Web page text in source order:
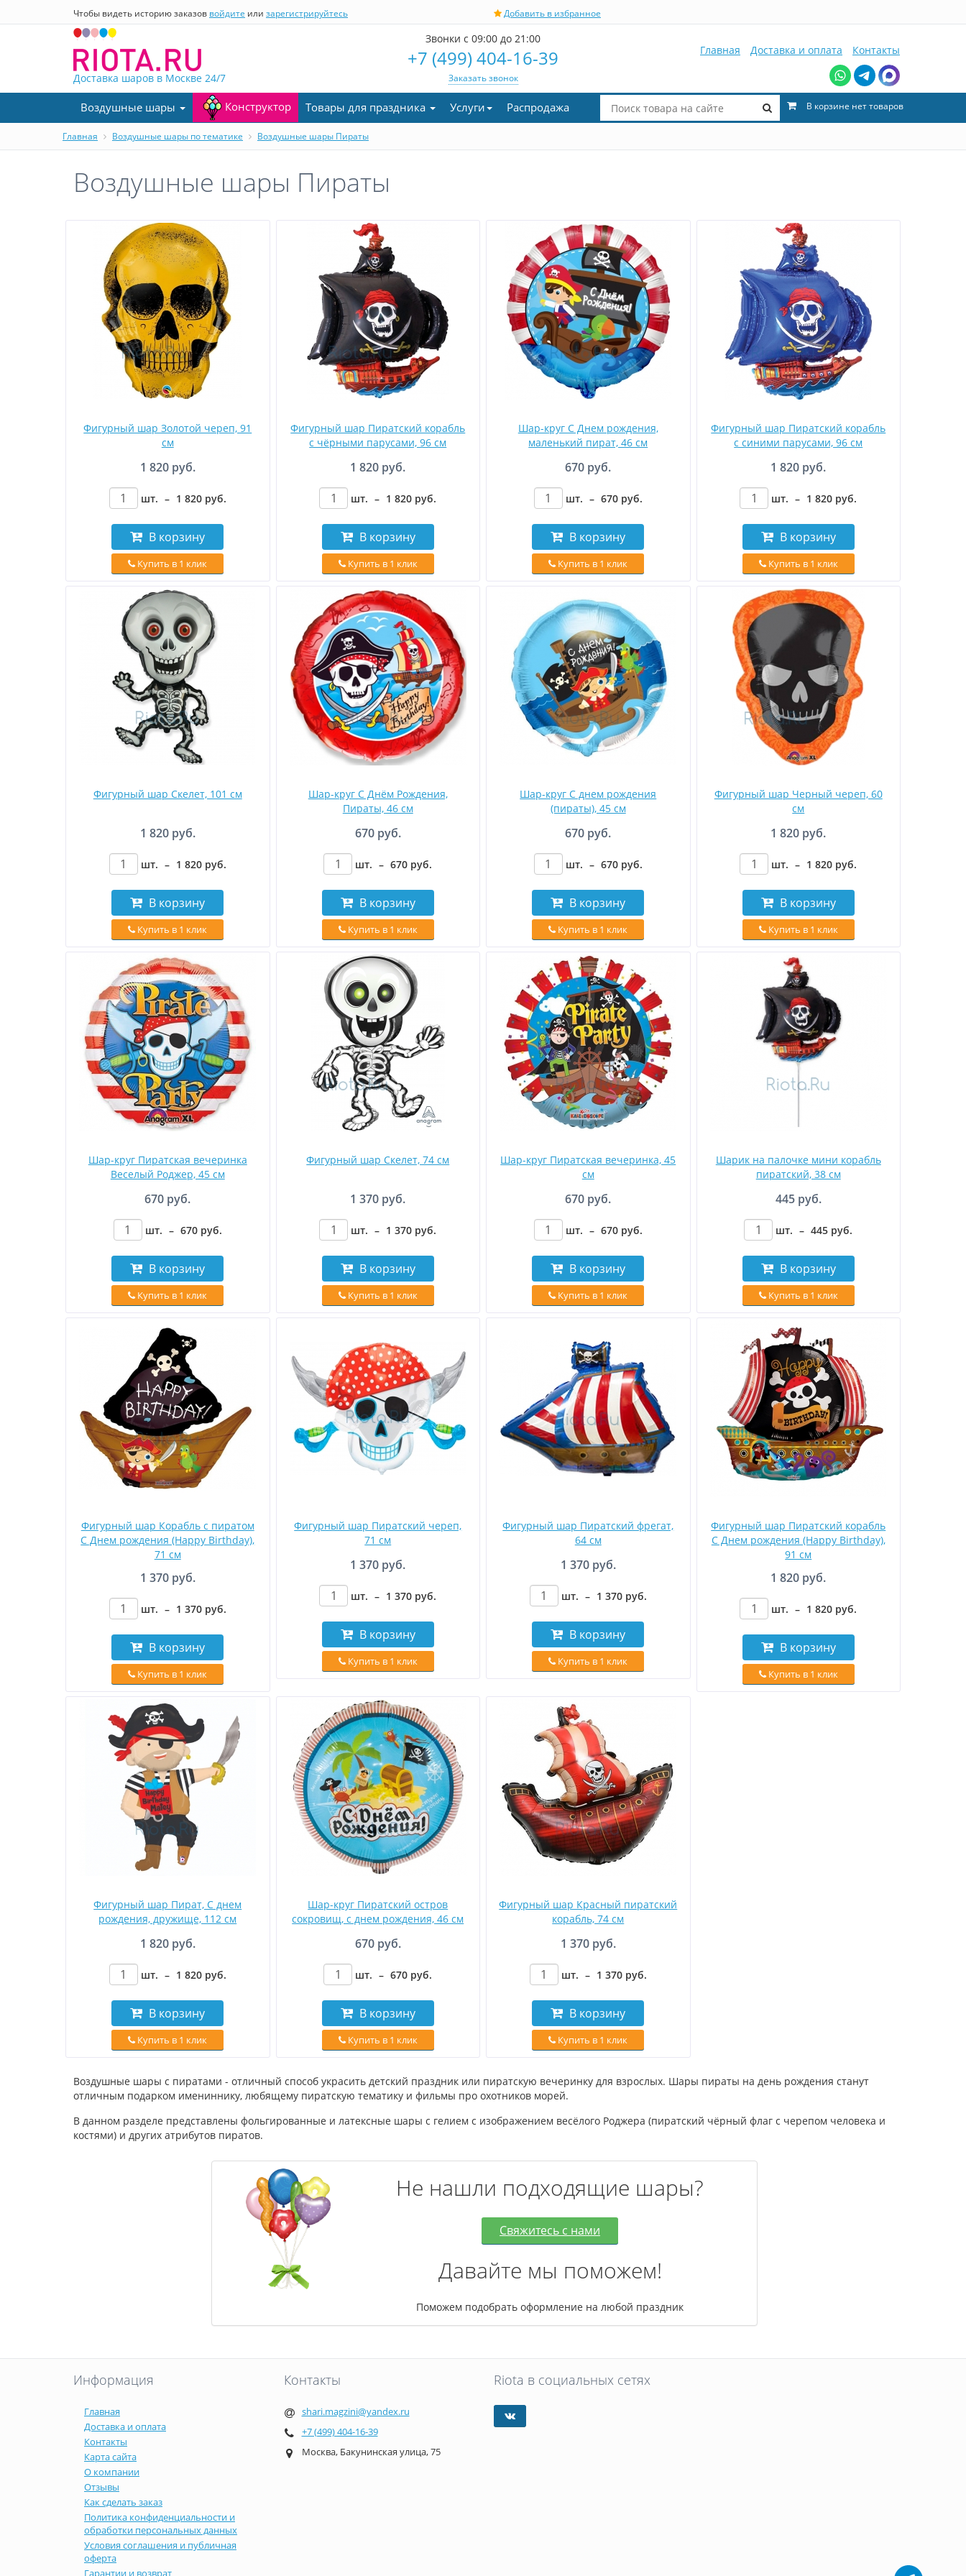
Чтобы видеть историю заказов войдите или зарегистрируйтесь Добавить в избранное
Доставка шаров в Москве 24/7
Звонки с 09:00 до 21:00
+7 (499) 404-16-39
Заказать звонок
Главная Доставка и оплата Контакты
В корзине нет товаров
Воздушные шары Конструктор Товары для праздника Услуги Распродажа
Главная Воздушные шары по тематике Воздушные шары Пираты
Воздушные шары Пираты
Фигурный шар Золотой череп, 91
см
1 820 руб.
шт. – 1 820 руб.
В корзину
Купить в 1 клик
Фигурный шар Пиратский корабль
с чёрными парусами, 96 см
1 820 руб.
шт. – 1 820 руб.
В корзину
Купить в 1 клик
Шар-круг С Днем рождения,
маленький пират, 46 см
670 руб.
шт. – 670 руб.
В корзину
Купить в 1 клик
Фигурный шар Пиратский корабль
с синими парусами, 96 см
1 820 руб.
шт. – 1 820 руб.
В корзину
Купить в 1 клик
Фигурный шар Скелет, 101 см
1 820 руб.
шт. – 1 820 руб.
В корзину
Купить в 1 клик
Шар-круг С Днём Рождения,
Пираты, 46 см
670 руб.
шт. – 670 руб.
В корзину
Купить в 1 клик
Шар-круг С днем рождения
(пираты), 45 см
670 руб.
шт. – 670 руб.
В корзину
Купить в 1 клик
Фигурный шар Черный череп, 60
см
1 820 руб.
шт. – 1 820 руб.
В корзину
Купить в 1 клик
Шар-круг Пиратская вечеринка
Веселый Роджер, 45 см
670 руб.
шт. – 670 руб.
В корзину
Купить в 1 клик
Фигурный шар Скелет, 74 см
1 370 руб.
шт. – 1 370 руб.
В корзину
Купить в 1 клик
Шар-круг Пиратская вечеринка, 45
см
670 руб.
шт. – 670 руб.
В корзину
Купить в 1 клик
Шарик на палочке мини корабль
пиратский, 38 см
445 руб.
шт. – 445 руб.
В корзину
Купить в 1 клик
Фигурный шар Корабль c пиратом
C Днем рождения (Happy Birthday),
71 см
1 370 руб.
шт. – 1 370 руб.
В корзину
Купить в 1 клик
Фигурный шар Пиратский череп,
71 см
1 370 руб.
шт. – 1 370 руб.
В корзину
Купить в 1 клик
Фигурный шар Пиратский фрегат,
64 см
1 370 руб.
шт. – 1 370 руб.
В корзину
Купить в 1 клик
Фигурный шар Пиратский корабль
C Днем рождения (Happy Birthday),
91 см
1 820 руб.
шт. – 1 820 руб.
В корзину
Купить в 1 клик
Фигурный шар Пират, С днем
рождения, дружище, 112 см
1 820 руб.
шт. – 1 820 руб.
В корзину
Купить в 1 клик
Шар-круг Пиратский остров
сокровищ, с днем рождения, 46 см
670 руб.
шт. – 670 руб.
В корзину
Купить в 1 клик
Фигурный шар Красный пиратский
корабль, 74 см
1 370 руб.
шт. – 1 370 руб.
В корзину
Купить в 1 клик
Воздушные шары с пиратами - отличный способ украсить детский праздник или пиратскую вечеринку для взрослых. Шары пираты на день рождения станут
отличным подарком имениннику, любящему пиратскую тематику и фильмы про охотников морей.
В данном разделе представлены фольгированные и латексные шары с гелием с изображением весёлого Роджера (пиратский чёрный флаг с черепом человека и
костями) и других атрибутов пиратов.
Не нашли подходящие шары?
Свяжитесь с нами
Давайте мы поможем!
Поможем подобрать оформление на любой праздник
Информация
Главная
Доставка и оплата
Контакты
Карта сайта
О компании
Отзывы
Как сделать заказ
Политика конфиденциальности и
обработки персональных данных
Условия соглашения и публичная
оферта
Гарантии и возврат
Контакты
shari.magzini@yandex.ru
+7 (499) 404-16-39
Москва, Бакунинская улица, 75
Riota в социальных сетях